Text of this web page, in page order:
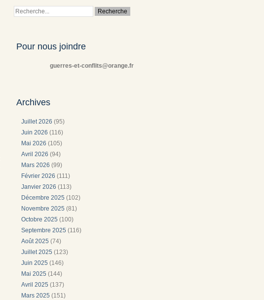
Pour nous joindre
guerres-et-conflits@orange.fr
Archives
Juillet 2026 (95)
Juin 2026 (116)
Mai 2026 (105)
Avril 2026 (94)
Mars 2026 (99)
Février 2026 (111)
Janvier 2026 (113)
Décembre 2025 (102)
Novembre 2025 (81)
Octobre 2025 (100)
Septembre 2025 (116)
Août 2025 (74)
Juillet 2025 (123)
Juin 2025 (146)
Mai 2025 (144)
Avril 2025 (137)
Mars 2025 (151)